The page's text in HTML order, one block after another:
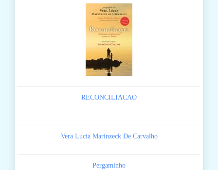
RECONCILIACAO
Vera Lucia Marinzeck De Carvalho
Pergaminho